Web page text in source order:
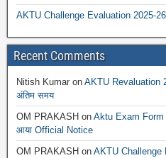
AKTU Challenge Evaluation 2025-
Recent Comments
Nitish Kumar on AKTU Revaluation
अंतिम समय
OM PRAKASH on Aktu Exam
आया Official Notice
OM PRAKASH on AKTU Challenge